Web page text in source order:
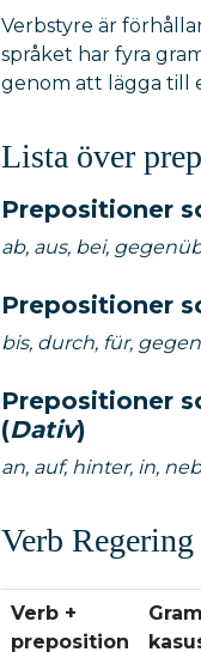
Verbstyre är
språket har fyra
genom att lägga till
Lista över
Prepositioner
ab, aus, bei,
Prepositioner
bis, durch, für,
Prepositioner
(Dativ)
an, auf, hinter, in,
Verb
Verb +
preposition